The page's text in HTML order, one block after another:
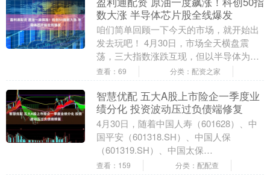
数大涨 半导体芯片股全线爆发
咱们简单回顾一下今天的市场，就开始出
发去玩吧！ 4月30日，市场全天横盘震
荡，三大指数涨跌互现，但以半导体为主
的科创50指数大涨超5%。截至收盘，沪指
查看：69 分类：配资之家
智慧优配 五大A股上市险企一季度业
绩分化 投资波动压过负债端修复
4月30日，随着中国人寿（601628）、中
国平安（601318.SH）、中国人保
（601319.SH）、中国太保
（601601.SH）、新华保险 （601....
查看：159 分类：配配查